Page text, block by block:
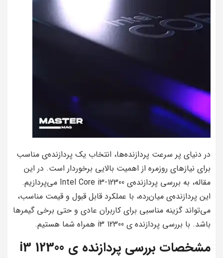
در دنیای پر سرعت پردازنده‌ها، انتخاب یک پردازنده‌ی مناسب
برای نیازهای روزمره از اهمیت بالایی برخوردار است. در این
مقاله، به بررسی پردازنده‌ی Intel Core i3-12300 می‌پردازیم.
این پردازنده‌ی میان‌رده، با عملکرد قابل قبول و قیمت مناسب،
می‌تواند گزینه مناسبی برای کاربران عادی و حتی برخی گیمرها
باشد. با بررسی پردازنده ی i3 12300 همراه شما هستیم.
مشخصات بررسی پردازنده ی i3 12300